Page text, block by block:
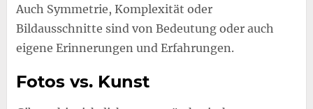
Auch Symmetrie, Komplexität oder
Bildausschnitte sind von Bedeutung oder auch
eigene Erinnerungen und Erfahrungen.
Fotos vs. Kunst